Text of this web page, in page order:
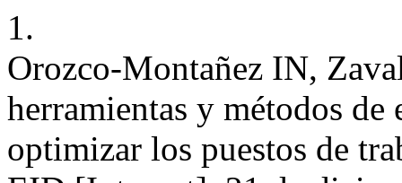
1.
Orozco-Montañez IN,
herramientas y métodos
optimizar los puestos de